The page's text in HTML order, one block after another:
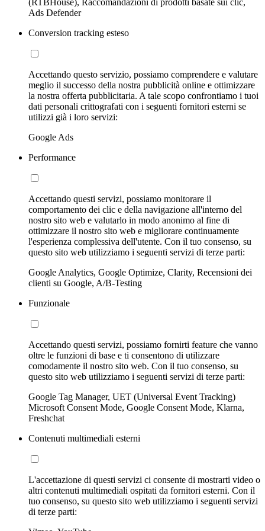
(RTBHouse), Raccomandazioni di prodotti basate sui clic,
Ads Defender
Conversion tracking esteso
Accettando questo servizio, possiamo comprendere e valutare
meglio il successo della nostra pubblicità online e ottimizzare
la nostra offerta pubblicitaria. A tale scopo confrontiamo i tuoi
dati personali crittografati con i seguenti fornitori esterni se
utilizzi già i loro servizi:
Google Ads
Performance
Accettando questi servizi, possiamo monitorare il
comportamento dei clic e della navigazione all'interno del
nostro sito web e valutarlo in modo anonimo al fine di
ottimizzare il nostro sito web e migliorare continuamente
l'esperienza complessiva dell'utente. Con il tuo consenso, su
questo sito web utilizziamo i seguenti servizi di terze parti:
Google Analytics, Google Optimize, Clarity, Recensioni dei
clienti su Google, A/B-Testing
Funzionale
Accettando questi servizi, possiamo fornirti feature che vanno
oltre le funzioni di base e ti consentono di utilizzare
comodamente il nostro sito web. Con il tuo consenso, su
questo sito web utilizziamo i seguenti servizi di terze parti:
Google Tag Manager, UET (Universal Event Tracking)
Microsoft Consent Mode, Google Consent Mode, Klarna,
Freshchat
Contenuti multimediali esterni
L'accettazione di questi servizi ci consente di mostrarti video o
altri contenuti multimediali ospitati da fornitori esterni. Con il
tuo consenso, su questo sito web utilizziamo i seguenti servizi
di terze parti: